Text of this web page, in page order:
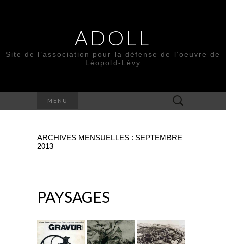
ADOLL
Site de l’association pour la défense de l’oeuvre de
Léopold-Lévy
MENU Rechercher :
ARCHIVES MENSUELLES : SEPTEMBRE
2013
PAYSAGES